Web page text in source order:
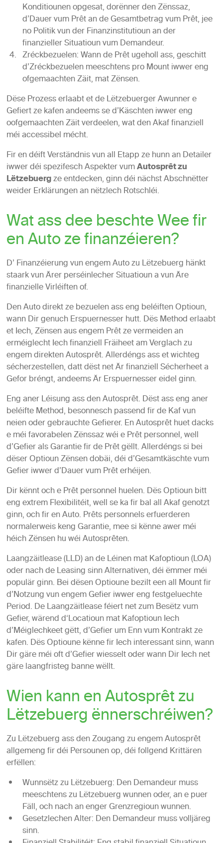
Konditiounen opgesat, dorënner den Zënssaz,
d’Dauer vum Prêt an de Gesamtbetrag vum Prêt, jee
no Politik vun der Finanzinstitutioun an der
finanzieller Situatioun vum Demandeur.
Zréckbezuelen: Wann de Prêt ugeholl ass, geschitt
d’Zréckbezuelen meeschtens pro Mount iwwer eng
ofgemaachten Zäit, mat Zënsen.
Dëse Prozess erlaabt et de Lëtzebuerger Awunner e
Gefiert ze kafen andeems se d’Käschten iwwer eng
oofgemaachten Zäit verdeelen, wat den Akaf finanziell
méi accessibel mécht.
Fir en déift Verständnis vun all Etapp ze hunn an Detailer
iwwer déi spezifesch Aspekter vumAutosprêt zu
Lëtzebuergze entdecken, ginn déi nächst Abschnëtter
weider Erklärungen an nëtzlech Rotschléi.
Wat ass dee beschte Wee fir
en Auto ze finanzéieren?
D’ Finanzéierung vun engem Auto zu Lëtzebuerg hänkt
staark vun Ärer perséinlecher Situatioun a vun Äre
finanzielle Virléiften of.
Den Auto direkt ze bezuelen ass eng beléiften Optioun,
wann Dir genuch Erspuernesser hutt. Dës Method erlaabt
et Iech, Zënsen aus engem Prêt ze vermeiden an
erméiglecht Iech finanziell Fräiheet am Verglach zu
engem direkten Autosprêt. Allerdéngs ass et wichteg
sécherzestellen, datt dëst net Är finanziell Sécherheet a
Gefor bréngt, andeems Är Erspuernesser eidel ginn.
Eng aner Léisung ass den Autosprêt. Dëst ass eng aner
beléifte Method, besonnesch passend fir de Kaf vun
neien oder gebrauchte Gefierer. En Autosprêt huet dacks
e méi favorabelen Zënssaz wéi e Prêt personnel, well
d’Gefier als Garantie fir de Prêt gëllt. Allerdéngs si bei
dëser Optioun Zënsen dobäi, déi d’Gesamtkäschte vum
Gefier iwwer d’Dauer vum Prêt erhéijen.
Dir kënnt och e Prêt personnel huelen. Dës Optioun bitt
eng extrem Flexibilitéit, well se ka fir bal all Akaf genotzt
ginn, och fir en Auto. Prêts personnels erfuerderen
normalerweis keng Garantie, mee si kënne awer méi
héich Zënsen hu wéi Autosprêten.
Laangzäitlease (LLD) an de Léinen mat Kafoptioun (LOA)
oder nach de Leasing sinn Alternativen, déi ëmmer méi
populär ginn. Bei dësen Optioune bezilt een all Mount fir
d’Notzung vun engem Gefier iwwer eng festgeluechte
Period. De Laangzäitlease féiert net zum Besëtz vum
Gefier, wärend d‘Locatioun mat Kafoptioun Iech
d’Méiglechkeet gëtt, d’Gefier um Enn vum Kontrakt ze
kafen. Dës Optioune kënne fir Iech interessant sinn, wann
Dir gäre méi oft d’Gefier wiesselt oder wann Dir Iech net
gäre laangfristeg banne wëllt.
Wien kann en Autosprêt zu
Lëtzebuerg ënnerschréiwen?
Zu Lëtzebuerg ass den Zougang zu engem Autosprêt
allgemeng fir déi Persounen op, déi follgend Krittären
erfëllen:
Wunnsëtz zu Lëtzebuerg: Den Demandeur muss
meeschtens zu Lëtzebuerg wunnen oder, an e puer
Fäll, och nach an enger Grenzregioun wunnen.
Gesetzlechen Alter: Den Demandeur muss volljäreg
sinn.